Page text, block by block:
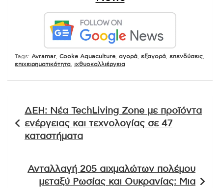
Tags: Avramar Cooke Aquaculture αγορά εξαγορά επενδύσεις
επιχειρηματικότητα
ιχθυοκαλλιέργεια
άρθρων
ΔΕΗ: Νέα TechLiving Zone με προϊόντα
ενέργειας και τεχνολογίας σε 47
καταστήματα
Ανταλλαγή 205 αιχμαλώτων πολέμου
μεταξύ Ρωσίας και Ουκρανίας: Μια